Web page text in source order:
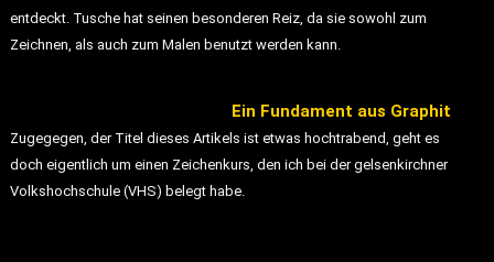
entdeckt. Tusche hat seinen besonderen Reiz, da sie sowohl zum
Zeichnen, als auch zum Malen benutzt werden kann.
Ein Fundament aus Graphit
Zugegegen, der Titel dieses Artikels ist etwas hochtrabend, geht es
doch eigentlich um einen Zeichenkurs, den ich bei der gelsenkirchner
Volkshochschule (VHS) belegt habe.